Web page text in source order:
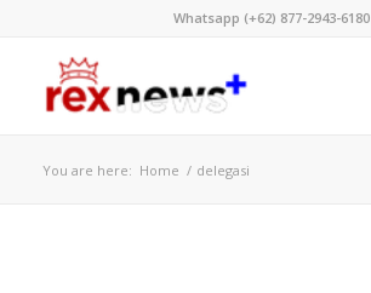
Whatsapp (+62) 877-2943-6180
You are here: Home / delegasi